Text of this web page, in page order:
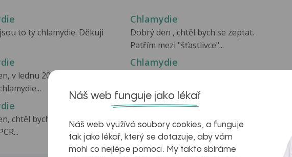
to ty chlamydie. Děkuji
Chlamydie
Dobrý den , chtěl bych se zeptat.
Patřím mezi "šťastlivce"...
v lednu 2016 mi byly
Chlamydie
mozne, ze...
chtěl bych se zeptat, zda-li
Chlamydie
Dobrý den, prosím Vás měl bych na
Vás dotaz, nedávno...
Náš web funguje jako lékař
Náš web využívá soubory cookies, a funguje
tak jako lékař, který se dotazuje, aby vám
mohl co nejlépe pomoci. My takto sbíráme